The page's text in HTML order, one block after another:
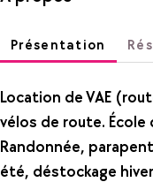
Présentation
Location de VAE
vélos de route.
Randonnée,
été, déstockage